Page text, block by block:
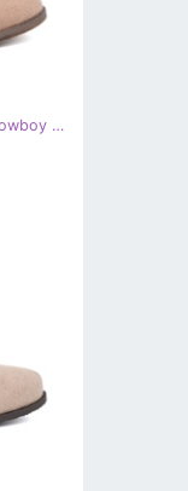
Seastar Beige Openwork Boots i cowboy -stil